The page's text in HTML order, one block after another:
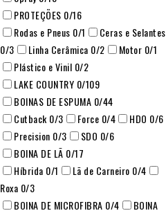
PROTEÇÕES 0/16
Rodas e Pneus 0/1
Ceras e Selantes
0/3 Linha Cerâmica 0/2 Motor 0/1
Plástico e Vinil 0/2
LAKE COUNTRY 0/109
BOINAS DE ESPUMA 0/44
Cutback 0/3 Force 0/4 HDO 0/6
Precision 0/3 SDO 0/6
BOINA DE LÃ 0/17
Híbrida 0/1 Lã de Carneiro 0/4
Roxa 0/3
BOINA DE MICROFIBRA 0/4
BOINA